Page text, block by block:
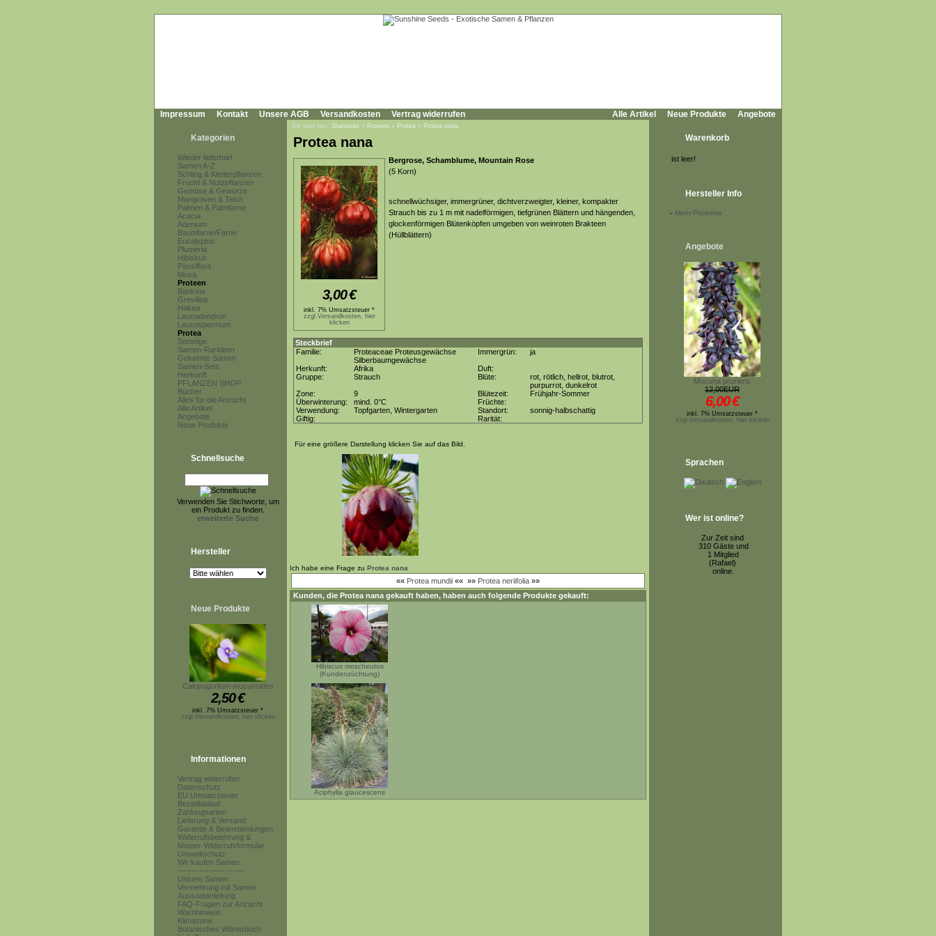
Impressum Kontakt Unsere AGB Versandkosten Vertrag widerrufen Alle Artikel Neue Produkte Angebote
Kategorien
Wieder lieferbar!
Samen A-Z
Schling & Kletterpflanzen
Frucht & Nutzpflanzen
Gemüse & Gewürze
Mangroven & Teich
Palmen & Palmfarne
Acacia
Adenium
Baumfarne/Farne
Eucalyptus
Plumeria
Hibiskus
Passiflora
Musa
Proteen
Banksia
Grevillea
Hakea
Leucadendron
Leucospermum
Protea
Sonstige
Samen-Raritäten
Gekeimte Samen
Samen-Sets
Herkunft
PFLANZEN SHOP
Bücher
Alles für die Anzucht
Alle Artikel
Angebote
Neue Produkte
Schnellsuche
Verwenden Sie Stichworte, um
ein Produkt zu finden.
erweiterte Suche
Hersteller
Neue Produkte
Calopogonium mucunoides
2,50€
inkl. 7% Umsatzsteuer *
zzgl.Versandkosten, hier klicken
Informationen
Vertrag widerrufen
Datenschutz
EU Umsatzsteuer
Bestellablauf
Zahlungsarten
Lieferung & Versand
Garantie & Beanstandungen
Widerrufsbelehrung &
Muster-Widerrufsformular
Umweltschutz
Wir kaufen Samen
------------------------
Unsere Samen
Vermehrung mit Samen
Aussaatanleitung
FAQ-Fragen zur Anzucht
Warnhinweis
Klimazone
Botanisches Wörterbuch
Sie sind hier: Startseite » Proteen » Protea » Protea nana
Protea nana
3,00€
inkl. 7% Umsatzsteuer *
zzgl.Versandkosten, hier
klicken
Bergrose, Schamblume, Mountain Rose
(5 Korn)
schnellwüchsiger, immergrüner, dichtverzweigter, kleiner, kompakter
Strauch bis zu 1 m mit nadelförmigen, tiefgrünen Blättern und hängenden,
glockenförmigen Blütenköpfen umgeben von weinroten Brakteen
(Hüllblättern)
Steckbrief
Familie:
Proteaceae Proteusgewächse
Silberbaumgewächse
Immergrün:
ja
Herkunft:
Afrika
Duft:
Gruppe:
Strauch Blüte:
rot, rötlich, hellrot, blutrot,
purpurrot, dunkelrot
Zone:
9 Blütezeit:
Frühjahr-Sommer
Überwinterung:
mind. 0°C
Früchte:
Verwendung:
Topfgarten, Wintergarten Standort:
sonnig-halbschattig
Giftig:
Rarität:
Für eine größere Darstellung klicken Sie auf das Bild.
Ich habe eine Frage zu Protea nana
«« Protea mundii «« »» Protea neriifolia »»
Kunden, die Protea nana gekauft haben, haben auch folgende Produkte gekauft:
Hibiscus moscheutos
(Kundenzüchtung)
Aciphylla glaucescens
Warenkorb
ist leer!
Hersteller Info
- Mehr Produkte
Angebote
Mucuna pruriens
12,00EUR
6,00€
inkl. 7% Umsatzsteuer *
zzgl.Versandkosten, hier klicken
Sprachen
Wer ist online?
Zur Zeit sind
310 Gäste und
1 Mitglied
(Rafael)
online.